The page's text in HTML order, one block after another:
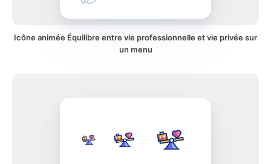
Icône animée Équilibre entre vie professionnelle et vie privée sur
un menu